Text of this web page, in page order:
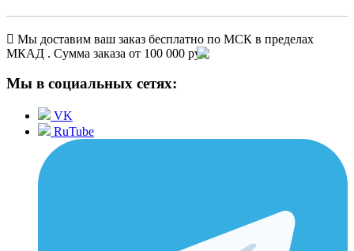
Мы доставим ваш заказ бесплатно по МСК в пределах
МКАД . Сумма заказа от 100 000 руб.
Мы в социальных сетях:
VK
RuTube